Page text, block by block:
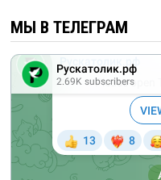
МЫ В ТЕЛЕГРАМ